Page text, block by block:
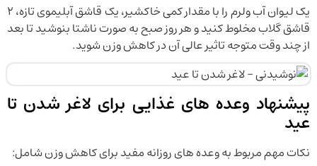
یک لیوان آب ولرم را با مقدار کمی خاکشیر، یک قاشق آبلیموی تازه، 2
قاشق گلاب مخلوط کنید و هر روز صبح به صورت ناشتا بنوشید تا بعد
از چند وقت متوجه تاثیر عالی آن در کاهش وزن شوید.
پیشنهاد وعده های غذایی برای لاغر شدن تا
عید
نکات مهم مربوط به وعده های روزانه مفید برای کاهش وزن شامل: